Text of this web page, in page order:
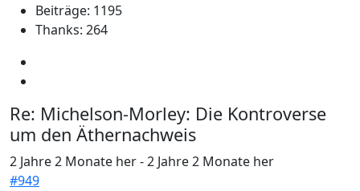
Beiträge: 1195
Thanks: 264
Re: Michelson-Morley: Die Kontroverse
um den Äthernachweis
2 Jahre 2 Monate her-2 Jahre 2 Monate her
#949